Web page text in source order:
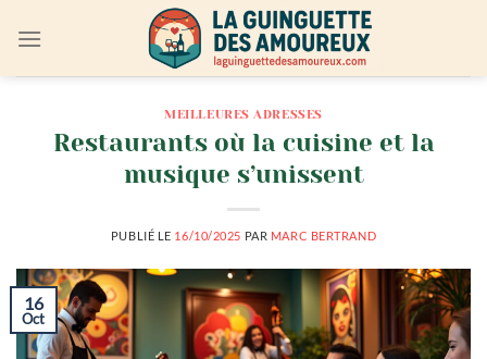
MEILLEURES ADRESSES
Restaurants où la cuisine et la
musique s’unissent
PUBLIÉ LE 16/10/2025 PAR MARC BERTRAND
16
Oct